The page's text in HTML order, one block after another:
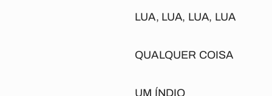
LUA, LUA, LUA, LUA
QUALQUER COISA
UM ÍNDIO